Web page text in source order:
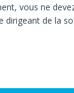
vous ne
dirigeant de la